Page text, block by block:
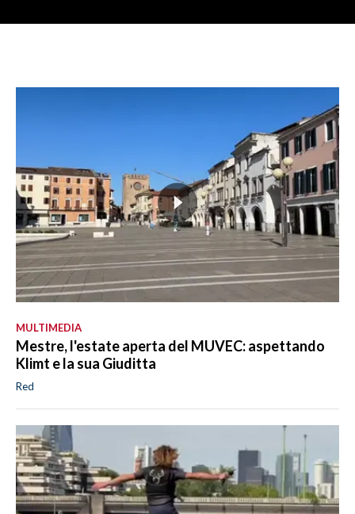
MULTIMEDIA
Mestre, l'estate aperta del MUVEC: aspettando
Klimt e la sua Giuditta
Red